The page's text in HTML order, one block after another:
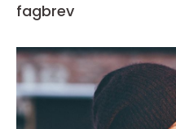
fagbrev